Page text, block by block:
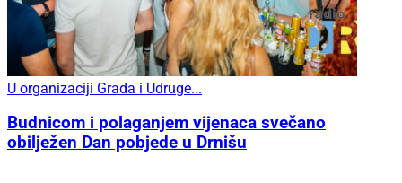
U organizaciji Grada i Udruge...
Budnicom i polaganjem vijenaca svečano
obilježen Dan pobjede u Drnišu